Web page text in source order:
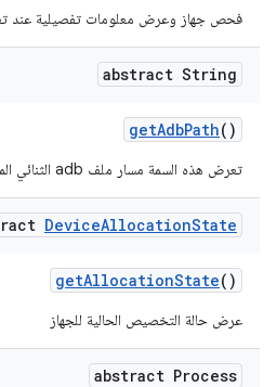
فحص جهاز وعرض معلومات تفصيلية عند
abstract String
getAdbPath()
تعرض هذه السمة مسار ملف adb الثنائي المستخدَم.
DeviceAllocationState
getAllocationState()
عرض حالة التخصيص الحالية للجهاز
abstract Process